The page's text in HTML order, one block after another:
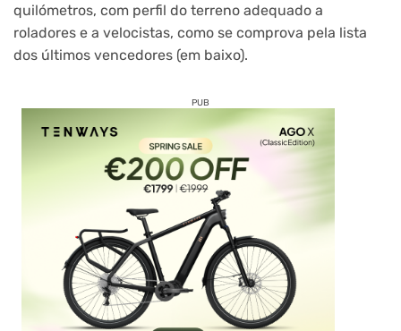
quilómetros, com perfil do terreno adequado a
roladores e a velocistas, como se comprova pela lista
dos últimos vencedores (em baixo).
PUB